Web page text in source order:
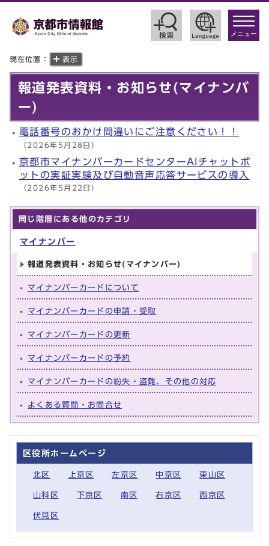
toggle
メニュー
現在位置： 表示
報道発表資料・お知らせ(マイナンバ
ー)
電話番号のおかけ間違いにご注意ください！！
（2026年5月28日）
京都市マイナンバーカードセンターAIチャットボ
ットの実証実験及び自動音声応答サービスの導入
（2026年5月22日）
同じ階層にある他のカテゴリ
マイナンバー
報道発表資料・お知らせ(マイナンバー)
マイナンバーカードについて
マイナンバーカードの申請・受取
マイナンバーカードの更新
マイナンバーカードの予約
マイナンバーカードの紛失・盗難、その他の対応
よくある質問・お問合せ
区役所ホームページ
北区 上京区 左京区 中京区 東山区
山科区 下京区 南区 右京区 西京区
伏見区